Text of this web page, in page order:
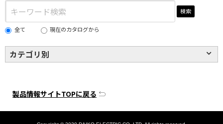
検索
全て 現在のカタログから
カテゴリ別
製品情報サイトTOPに戻る